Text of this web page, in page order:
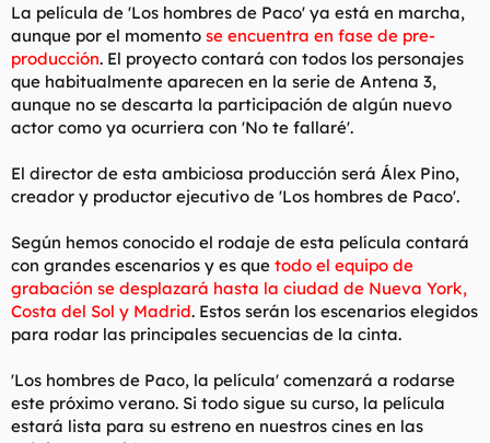
La película de 'Los hombres de Paco' ya está en marcha,
aunque por el momento se encuentra en fase de pre-
producción. El proyecto contará con todos los personajes
que habitualmente aparecen en la serie de Antena 3,
aunque no se descarta la participación de algún nuevo
actor como ya ocurriera con 'No te fallaré'.
El director de esta ambiciosa producción será Álex Pino,
creador y productor ejecutivo de 'Los hombres de Paco'.
Según hemos conocido el rodaje de esta película contará
con grandes escenarios y es que todo el equipo de
grabación se desplazará hasta la ciudad de Nueva York,
Costa del Sol y Madrid. Estos serán los escenarios elegidos
para rodar las principales secuencias de la cinta.
'Los hombres de Paco, la película' comenzará a rodarse
este próximo verano. Si todo sigue su curso, la película
estará lista para su estreno en nuestros cines en las